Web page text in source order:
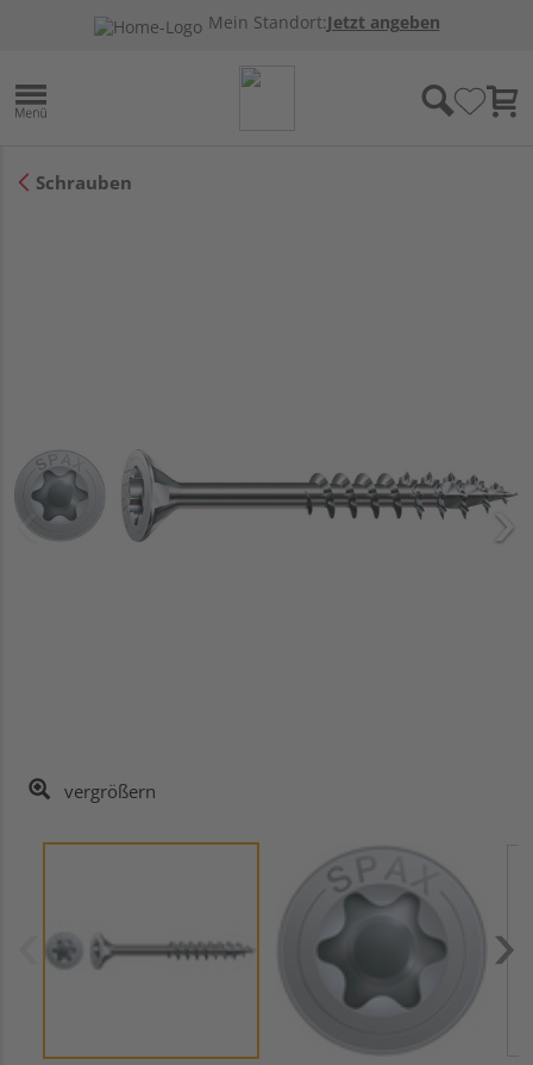
Mein Standort:Jetzt angeben
Schrauben
vergrößern